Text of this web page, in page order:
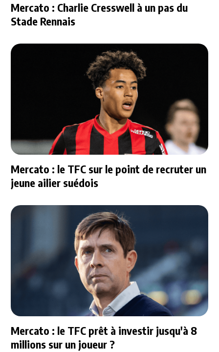
Mercato : Charlie Cresswell à un pas du
Stade Rennais
Mercato : le TFC sur le point de recruter un
jeune ailier suédois
Mercato : le TFC prêt à investir jusqu'à 8
millions sur un joueur ?